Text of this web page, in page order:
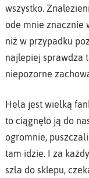
wszystko.
ode mnie znacznie
niż w przypadku
najlepiej sprawdza
niepozorne
Hela jest wielką
to ciągnęło ją do
ogromnie,
tam idzie. I za
szła do sklepu,